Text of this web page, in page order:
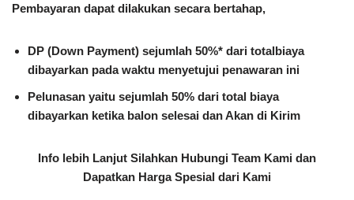
Pembayaran dapat dilakukan secara bertahap,
DP (Down Payment) sejumlah 50%* dari totalbiaya
dibayarkan pada waktu menyetujui penawaran ini
Pelunasan yaitu sejumlah 50% dari total biaya
dibayarkan ketika balon selesai dan Akan di Kirim
Info lebih Lanjut Silahkan Hubungi Team Kami dan
Dapatkan Harga Spesial dari Kami